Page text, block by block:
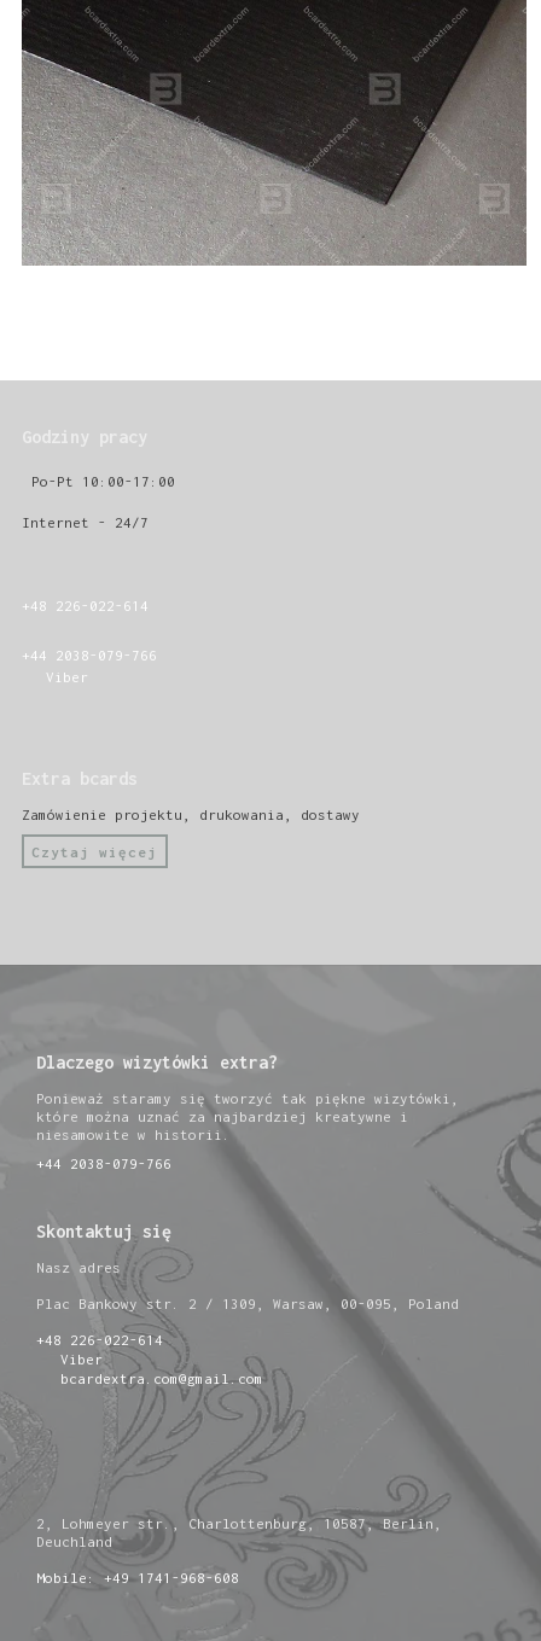
Godziny pracy
Po-Pt 10:00-17:00
Internet - 24/7
+48 226-022-614
+44 2038-079-766
Viber
Extra bcards
Zamówienie projektu, drukowania, dostawy
Czytaj więcej
Dlaczego wizytówki extra?
Ponieważ staramy się tworzyć tak piękne wizytówki,
które można uznać za najbardziej kreatywne i
niesamowite w historii.
+44 2038-079-766
Skontaktuj się
Nasz adres
Plac Bankowy str. 2 / 1309, Warsaw, 00-095, Poland
+48 226-022-614
Viber
bcardextra.com@gmail.com
2, Lohmeyer str., Charlottenburg, 10587, Berlin,
Deuchland
Mobile: +49 1741-968-608